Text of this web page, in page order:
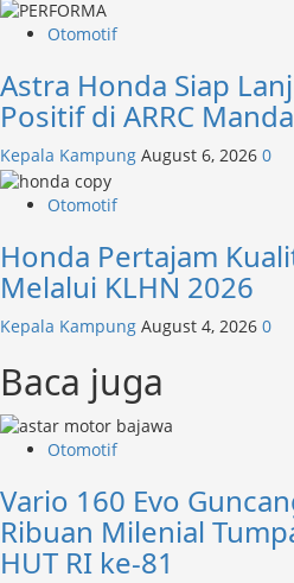
Otomotif
Astra Honda Siap
Positif di ARRC
Kepala Kampung August 6, 2026 0
Otomotif
Honda Pertajam
Melalui KLHN 2026
Kepala Kampung August 4, 2026 0
Baca juga
Otomotif
Vario 160 Evo
Ribuan Milenial
HUT RI ke-81